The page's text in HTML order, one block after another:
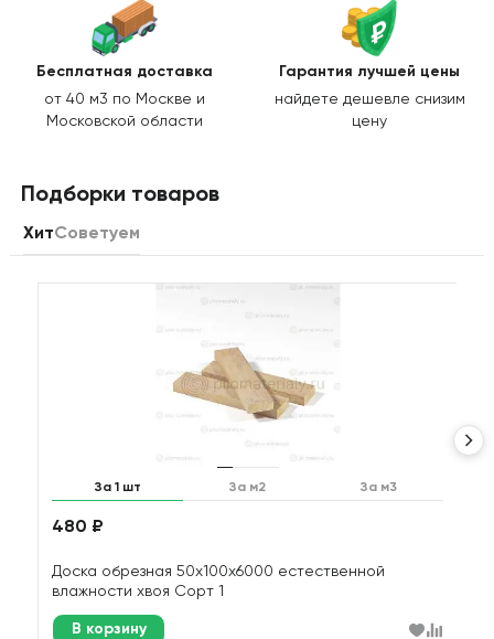
Бесплатная доставка
от 40 м3 по Москве и
Московской области
Гарантия лучшей цены
найдете дешевле снизим
цену
Подборки товаров
ХитСоветуем
За 1 шт За м2 За м3
480 ₽
Доска обрезная 50х100х6000 естественной
влажности хвоя Сорт 1
В корзину